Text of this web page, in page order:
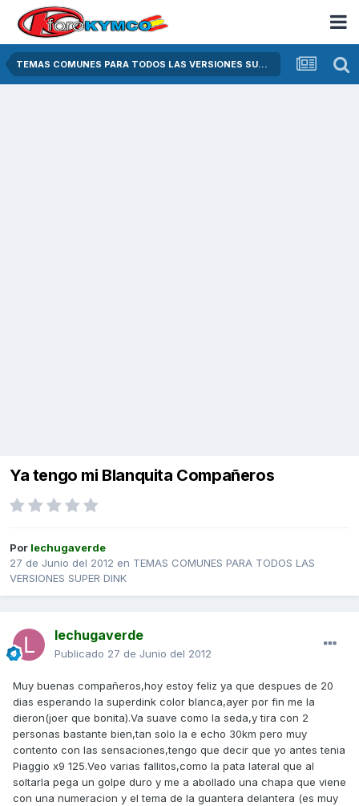
TEMAS COMUNES PARA TODOS LAS VERSIONES SUPER DINK
Ya tengo mi Blanquita Compañeros
Por lechugaverde
27 de Junio del 2012 en TEMAS COMUNES PARA TODOS LAS
VERSIONES SUPER DINK
lechugaverde
Publicado 27 de Junio del 2012
Muy buenas compañeros,hoy estoy feliz ya que despues de 20
dias esperando la superdink color blanca,ayer por fin me la
dieron(joer que bonita).Va suave como la seda,y tira con 2
personas bastante bien,tan solo la e echo 30km pero muy
contento con las sensaciones,tengo que decir que yo antes tenia
Piaggio x9 125.Veo varias fallitos,como la pata lateral que al
soltarla pega un golpe duro y me a abollado una chapa que viene
con una numeracion y el tema de la guantera delantera (es muy